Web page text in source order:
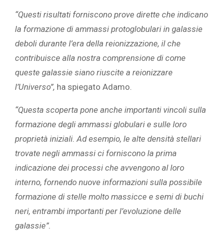
“Questi risultati forniscono prove dirette che indicano
la formazione di ammassi protoglobulari in galassie
deboli durante l’era della reionizzazione, il che
contribuisce alla nostra comprensione di come
queste galassie siano riuscite a reionizzare
l’Universo”, ha spiegato Adamo.
“Questa scoperta pone anche importanti vincoli sulla
formazione degli ammassi globulari e sulle loro
proprietà iniziali. Ad esempio, le alte densità stellari
trovate negli ammassi ci forniscono la prima
indicazione dei processi che avvengono al loro
interno, fornendo nuove informazioni sulla possibile
formazione di stelle molto massicce e semi di buchi
neri, entrambi importanti per l’evoluzione delle
galassie”.